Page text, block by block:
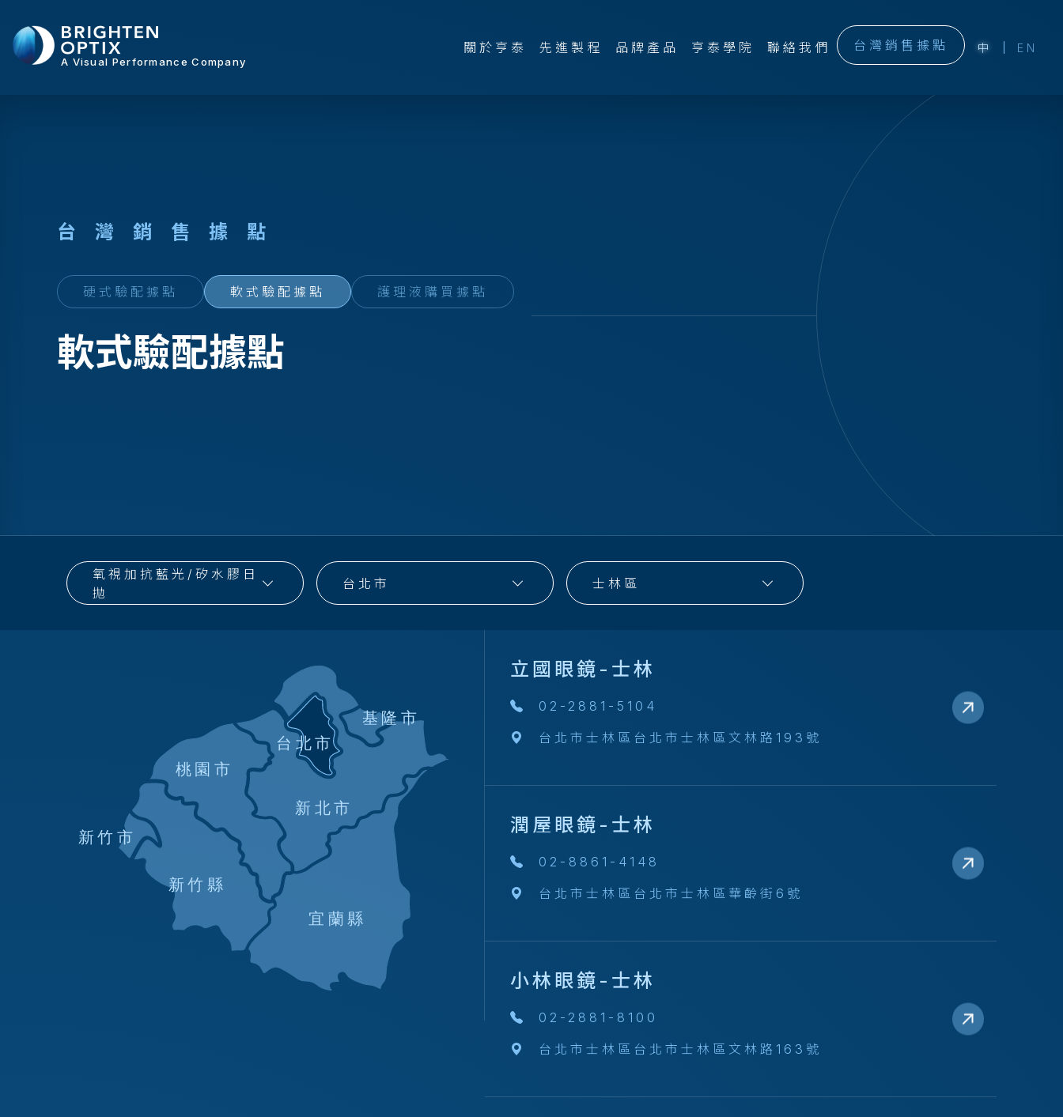
A Visual Performance Company
關於亨泰 先進製程 品牌產品 亨泰學院 聯絡我們 台灣銷售據點 中 EN
台 灣 銷 售 據 點
硬式驗配據點 軟式驗配據點 護理液購買據點
軟式驗配據點
氧視加抗藍光/矽水膠日
拋
台北市 士林區
基隆市
台北市
新北市
宜蘭縣
桃園市
新竹縣
新竹市
立國眼鏡-士林
02-2881-5104
台北市士林區台北市士林區文林路193號
潤屋眼鏡-士林
02-8861-4148
台北市士林區台北市士林區華齡街6號
小林眼鏡-士林
02-2881-8100
台北市士林區台北市士林區文林路163號